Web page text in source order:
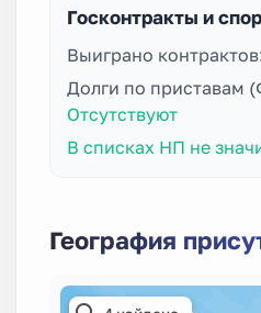
Госконтракты и
Выиграно
Долги по приставам
Отсутствуют
В списках НП не
География